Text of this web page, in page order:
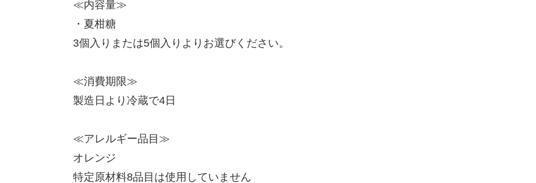
≪内容量≫
・夏柑糖
3個入りまたは5個入りよりお選びください。
≪消費期限≫
製造日より冷蔵で4日
≪アレルギー品目≫
オレンジ
特定原材料8品目は使用していません